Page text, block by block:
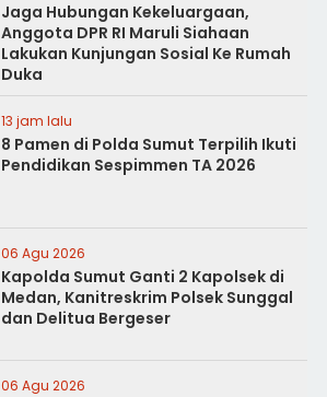
Jaga Hubungan Kekeluargaan,
Anggota DPR RI Maruli Siahaan
Lakukan Kunjungan Sosial Ke Rumah
Duka
13 jam lalu
8 Pamen di Polda Sumut Terpilih Ikuti
Pendidikan Sespimmen TA 2026
06 Agu 2026
Kapolda Sumut Ganti 2 Kapolsek di
Medan, Kanitreskrim Polsek Sunggal
dan Delitua Bergeser
06 Agu 2026